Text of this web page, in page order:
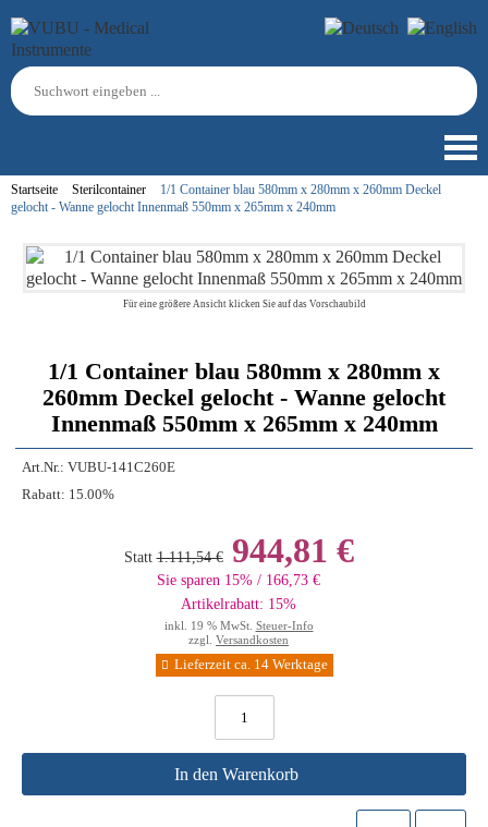
Startseite Sterilcontainer
1/1 Container blau 580mm x 280mm x 260mm Deckel
gelocht - Wanne gelocht Innenmaß 550mm x 265mm x 240mm
Für eine größere Ansicht klicken Sie auf das Vorschaubild
1/1 Container blau 580mm x 280mm x
260mm Deckel gelocht - Wanne gelocht
Innenmaß 550mm x 265mm x 240mm
Art.Nr.: VUBU-141C260E
Rabatt: 15.00%
Statt 1.111,54 €944,81 €
Sie sparen 15% / 166,73 €
Artikelrabatt: 15%
inkl. 19 % MwSt. Steuer-Info
zzgl. Versandkosten
Lieferzeit ca. 14 Werktage
In den Warenkorb